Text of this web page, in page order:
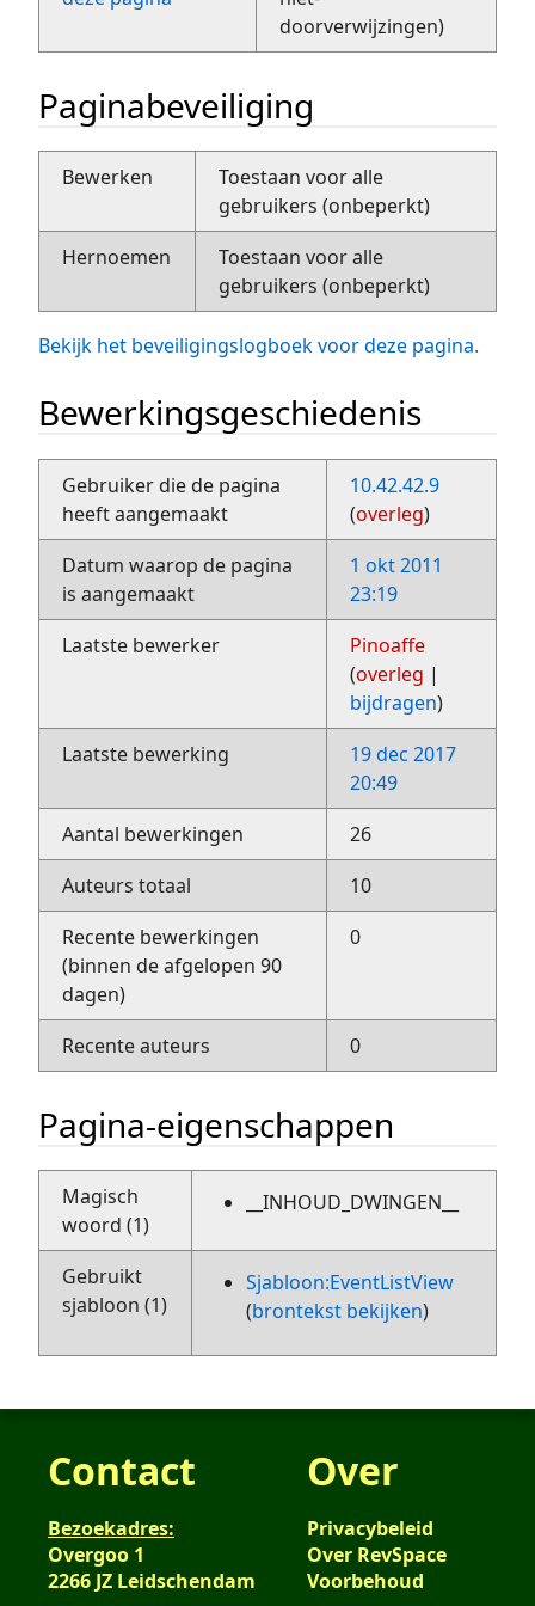
doorverwijzingen)
Paginabeveiliging
Bewerken
Toestaan voor alle
gebruikers (onbeperkt)
Hernoemen
Toestaan voor alle
gebruikers (onbeperkt)
Bekijk het beveiligingslogboek voor deze pagina.
Bewerkingsgeschiedenis
Gebruiker die de pagina
heeft aangemaakt
10.42.42.9
(overleg)
Datum waarop de pagina
is aangemaakt
1 okt 2011
23:19
Laatste bewerker
Pinoaffe
(overleg |
bijdragen)
Laatste bewerking
19 dec 2017
20:49
Aantal bewerkingen
26
Auteurs totaal
10
Recente bewerkingen
(binnen de afgelopen 90
dagen)
0
Recente auteurs 0
Pagina-eigenschappen
Magisch
woord (1)
__INHOUD_DWINGEN__
Gebruikt
sjabloon (1)
Sjabloon:EventListView
(brontekst bekijken)
Contact
Bezoekadres:
Overgoo 1
2266 JZ Leidschendam
Over
Privacybeleid
Over RevSpace
Voorbehoud